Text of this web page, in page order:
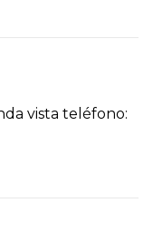
vista teléfono: